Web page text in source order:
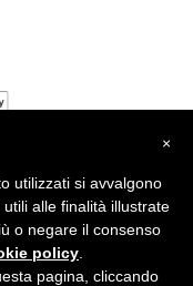
- Made With ♥ By
×
utilizzati si avvalgono
alle finalità illustrate
o negare il consenso
policy
pagina, cliccando